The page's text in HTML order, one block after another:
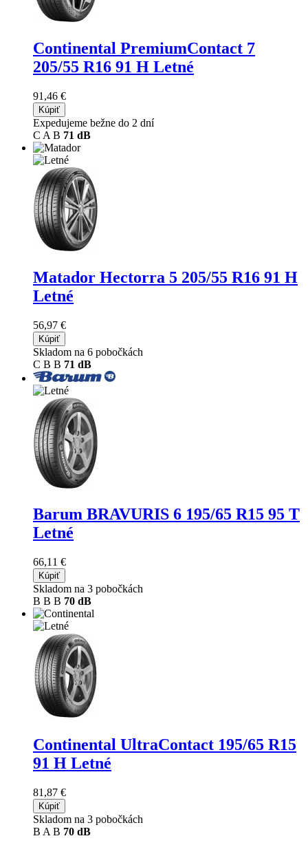
Continental PremiumContact 7
205/55 R16 91 H Letné
91,46 €
Kúpiť
Expedujeme bežne do 2 dní
C A B 71 dB
Matador Hectorra 5 205/55 R16 91 H
Letné
56,97 €
Kúpiť
Skladom na 6 pobočkách
C B B 71 dB
Barum BRAVURIS 6 195/65 R15 95 T
Letné
66,11 €
Kúpiť
Skladom na 3 pobočkách
B B B 70 dB
Continental UltraContact 195/65 R15
91 H Letné
81,87 €
Kúpiť
Skladom na 3 pobočkách
B A B 70 dB